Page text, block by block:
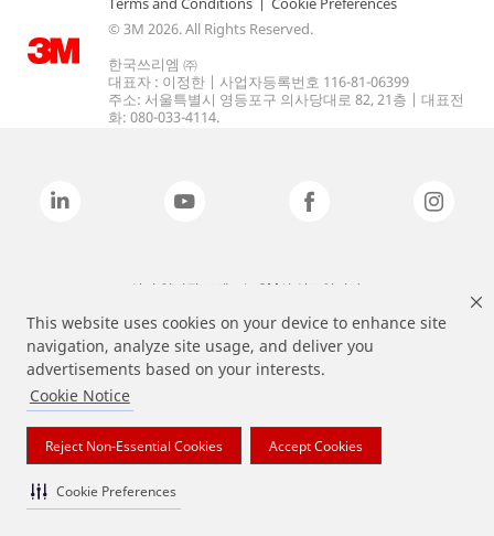
This website uses cookies on your device to enhance site
navigation, analyze site usage, and deliver you
advertisements based on your interests.
Cookie Notice
Reject Non-Essential Cookies Accept Cookies
Cookie Preferences
© 3M 2026. All Rights Reserved.
한국쓰리엠 ㈜
대표자 : 이정한 | 사업자등록번호 116-81-06399
주소: 서울특별시 영등포구 의사당대로 82, 21층 | 대표전
화: 080-033-4114.
상기 열거된 브랜드는 3M의 상표입니다.